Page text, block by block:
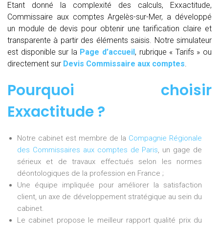
Etant donné la complexité des calculs, Exxactitude,
Commissaire aux comptes Argelès-sur-Mer, a développé
un module de devis pour obtenir une tarification claire et
transparente à partir des éléments saisis. Notre simulateur
est disponible sur la Page d’accueil, rubrique « Tarifs » ou
directement sur Devis Commissaire aux comptes.
Pourquoi choisir
Exxactitude ?
Notre cabinet est membre de la Compagnie Régionale
des Commissaires aux comptes de Paris, un gage de
sérieux et de travaux effectués selon les normes
déontologiques de la profession en France ;
Une équipe impliquée pour améliorer la satisfaction
client, un axe de développement stratégique au sein du
cabinet.
Le cabinet propose le meilleur rapport qualité prix du